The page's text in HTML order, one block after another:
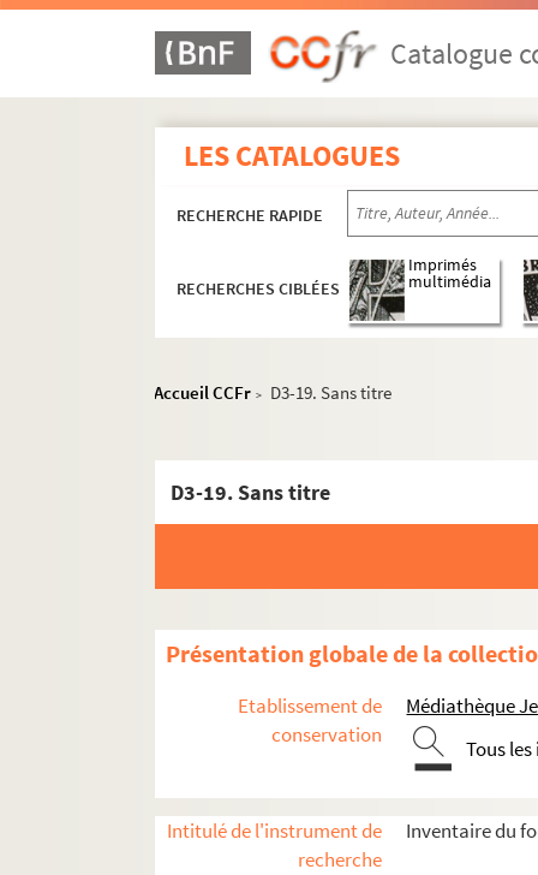
Catalogue
LES CATALOGUES
RECHERCHE RAPIDE
RECHERCHES CIBLÉES
Imprimés
multimédia
Accueil CCFr > D3-19. Sans titre
D3-19. Sans titre
Présentation globale de la
Etablissement de
conservation
Médiathèque
Tous
Intitulé de l'instrument de
recherche
Inventaire du